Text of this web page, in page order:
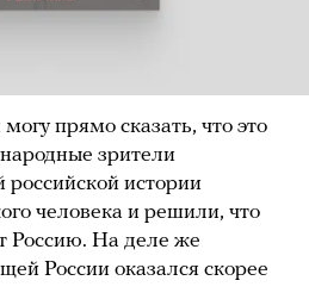
прямо сказать, что это
зрители
российской истории
человека и решили, что
Россию. На деле же
России оказался скорее